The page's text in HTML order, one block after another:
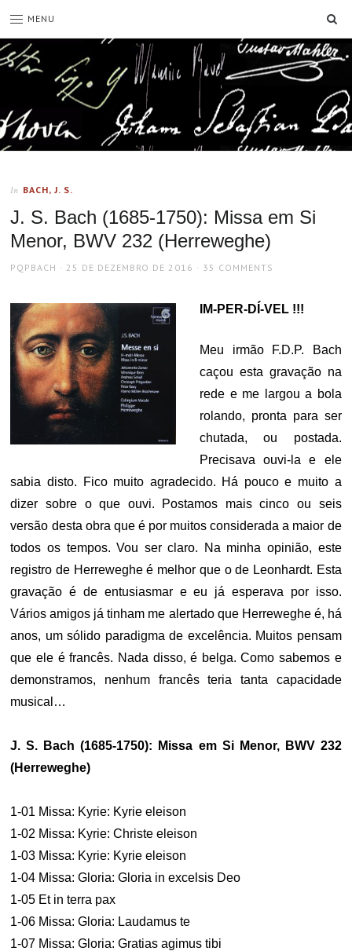
MENU
In BACH, J. S.
J. S. Bach (1685-1750): Missa em Si
Menor, BWV 232 (Herreweghe)
AUTHOR
PQPBACH
POSTED
25 DE DEZEMBRO DE 2016 35 COMMENTS
IM-PER-DÍ-VEL !!!
Meu irmão F.D.P. Bach
caçou esta gravação na
rede e me largou a bola
rolando, pronta para ser
chutada, ou postada.
Precisava ouvi-la e ele
sabia disto. Fico muito agradecido. Há pouco e muito a
dizer sobre o que ouvi. Postamos mais cinco ou seis
versão desta obra que é por muitos considerada a maior de
todos os tempos. Vou ser claro. Na minha opinião, este
registro de Herreweghe é melhor que o de Leonhardt. Esta
gravação é de entusiasmar e eu já esperava por isso.
Vários amigos já tinham me alertado que Herreweghe é, há
anos, um sólido paradigma de excelência. Muitos pensam
que ele é francês. Nada disso, é belga. Como sabemos e
demonstramos, nenhum francês teria tanta capacidade
musical…
J. S. Bach (1685-1750): Missa em Si Menor, BWV 232
(Herreweghe)
1-01 Missa: Kyrie: Kyrie eleison
1-02 Missa: Kyrie: Christe eleison
1-03 Missa: Kyrie: Kyrie eleison
1-04 Missa: Gloria: Gloria in excelsis Deo
1-05 Et in terra pax
1-06 Missa: Gloria: Laudamus te
1-07 Missa: Gloria: Gratias agimus tibi